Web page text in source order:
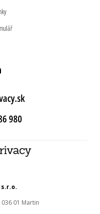
980
01 Martin